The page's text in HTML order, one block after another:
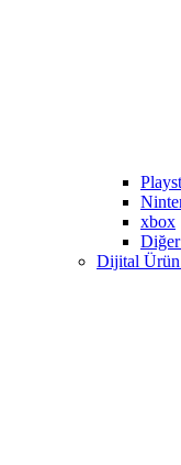
xbox
Dijital Ürün